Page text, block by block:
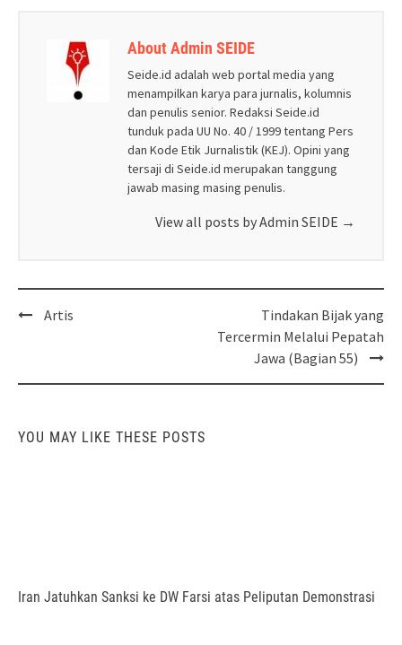
About Admin SEIDE
Seide.id adalah web portal media yang
menampilkan karya para jurnalis, kolumnis
dan penulis senior. Redaksi Seide.id
tunduk pada UU No. 40 / 1999 tentang Pers
dan Kode Etik Jurnalistik (KEJ). Opini yang
tersaji di Seide.id merupakan tanggung
jawab masing masing penulis.
View all posts by Admin SEIDE →
PostArtis
Tindakan Bijak yang
Tercermin Melalui Pepatah
Jawa (Bagian 55)
YOU MAY LIKE THESE POSTS
Iran Jatuhkan Sanksi ke DW Farsi atas Peliputan Demonstrasi